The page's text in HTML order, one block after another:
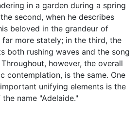
in a garden during a spring
second, when he describes
beloved in the grandeur of
far more stately; in the third, the
both rushing waves and the song
however, the overall
contemplation, is the same. One
unifying elements is the
name "Adelaide."